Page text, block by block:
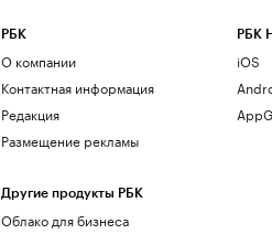
РБК
О компании
Контактная информация
Редакция
Размещение рекламы
Другие продукты РБК
Облако для бизнеса
РБК
iOS